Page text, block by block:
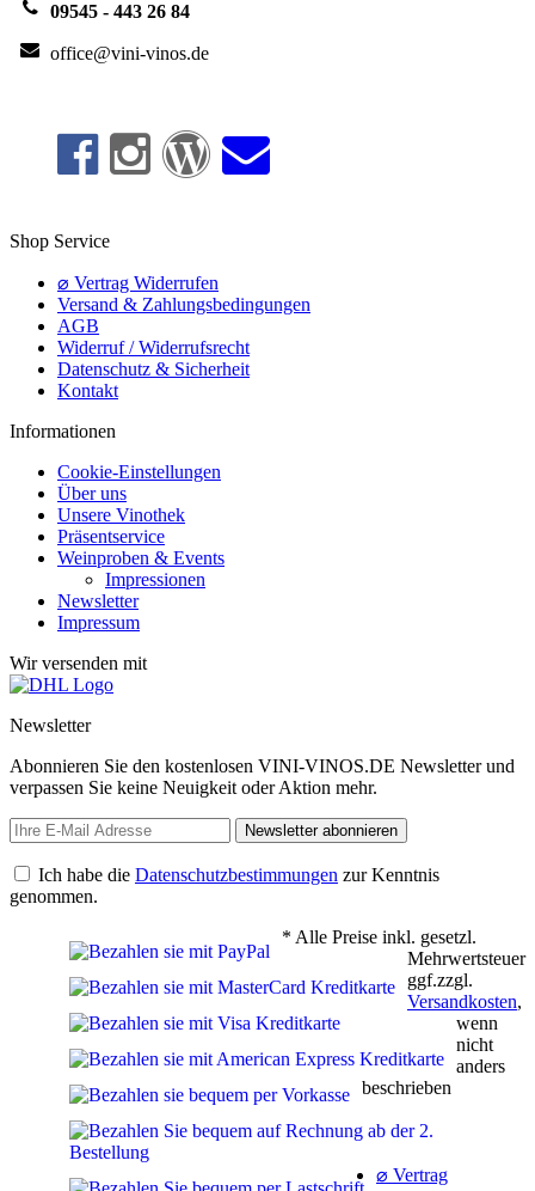
09545 - 443 26 84
office@vini-vinos.de
Shop Service
⌀ Vertrag Widerrufen
Versand & Zahlungsbedingungen
AGB
Widerruf / Widerrufsrecht
Datenschutz & Sicherheit
Kontakt
Informationen
Cookie-Einstellungen
Über uns
Unsere Vinothek
Präsentservice
Weinproben & Events
Impressionen
Newsletter
Impressum
Wir versenden mit
Newsletter
Abonnieren Sie den kostenlosen VINI-VINOS.DE Newsletter und
verpassen Sie keine Neuigkeit oder Aktion mehr.
Newsletter abonnieren
Ich habe die Datenschutzbestimmungen zur Kenntnis
genommen.
* Alle Preise inkl. gesetzl.
Mehrwertsteuer
ggf.zzgl.
Versandkosten,
wenn
nicht
anders
beschrieben
⌀ Vertrag